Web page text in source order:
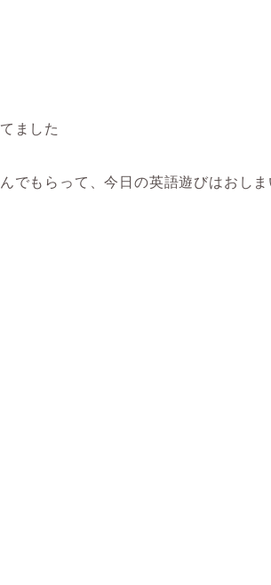
ました
でもらって、今日の英語遊びはおし